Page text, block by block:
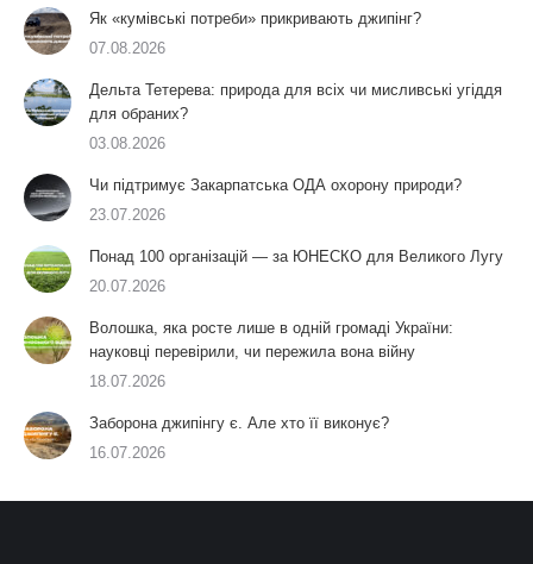
Як «кумівські потреби» прикривають джипінг?
07.08.2026
Дельта Тетерева: природа для всіх чи мисливські угіддя
для обраних?
03.08.2026
Чи підтримує Закарпатська ОДА охорону природи?
23.07.2026
Понад 100 організацій — за ЮНЕСКО для Великого Лугу
20.07.2026
Волошка, яка росте лише в одній громаді України:
науковці перевірили, чи пережила вона війну
18.07.2026
Заборона джипінгу є. Але хто її виконує?
16.07.2026